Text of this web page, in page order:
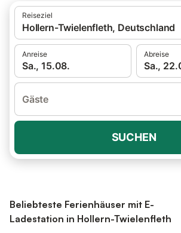
Reiseziel
Hollern-Twielenfleth, Deutschland
Anreise
Sa., 15.08.
Abreise
Sa.,
Gäste
SUCHEN
Beliebteste Ferienhäuser mit E-
Ladestation in Hollern-Twielenfleth